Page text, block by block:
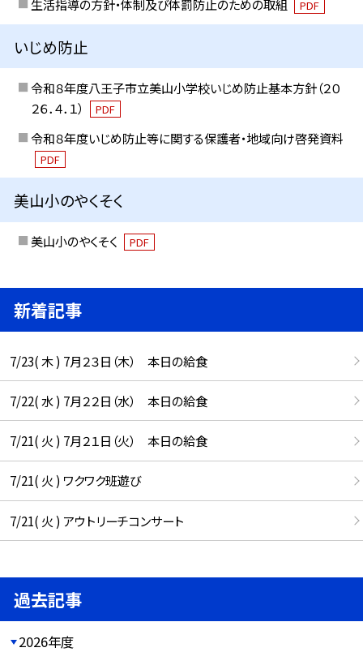
生活指導の方針・体制及び体罰防止のための取組 PDF
いじめ防止
令和８年度八王子市立美山小学校いじめ防止基本方針（２０
２６．４．１）
PDF
令和８年度いじめ防止等に関する保護者・地域向け啓発資料
PDF
美山小のやくそく
美山小のやくそく PDF
新着記事
7/23( 木 ) 7月２３日（木） 本日の給食
7/22( 水 ) 7月２２日（水） 本日の給食
7/21( 火 ) 7月２１日（火） 本日の給食
7/21( 火 ) ワクワク班遊び
7/21( 火 ) アウトリーチコンサート
過去記事
2026年度